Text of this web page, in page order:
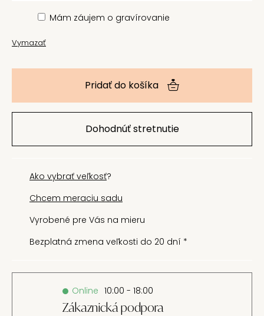
Mám záujem o gravírovanie
Vymazať
Pridať do košíka
Dohodnúť stretnutie
Ako vybrať veľkosť?
Chcem meraciu sadu
Vyrobené pre Vás na mieru
Bezplatná zmena veľkosti do 20 dní *
Online 10:00 - 18:00
Zákaznická podpora